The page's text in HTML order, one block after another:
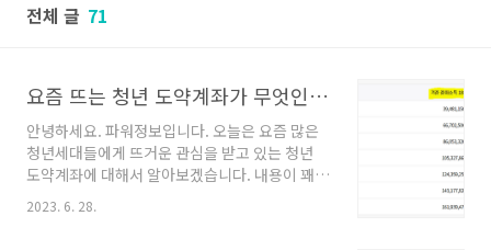
전체 글 71
요즘 뜨는 청년 도약계좌가 무엇인지? 가입조건과 신청일은 언제?
안녕하세요. 파워정보입니다. 오늘은 요즘 많은
청년세대들에게 뜨거운 관심을 받고 있는 청년
도약계좌에 대해서 알아보겠습니다. 내용이 꽤
많아서 나눠서 포스팅 할 예정인데요. 그 첫번째
는 바로 청년 도약 계좌가 무엇인지 그리고 신청
2023. 6. 28.